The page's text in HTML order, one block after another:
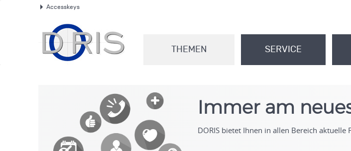
Accesskeys
THEMEN SERVICE
Immer am
DORIS bietet Ihnen in allen Bereich